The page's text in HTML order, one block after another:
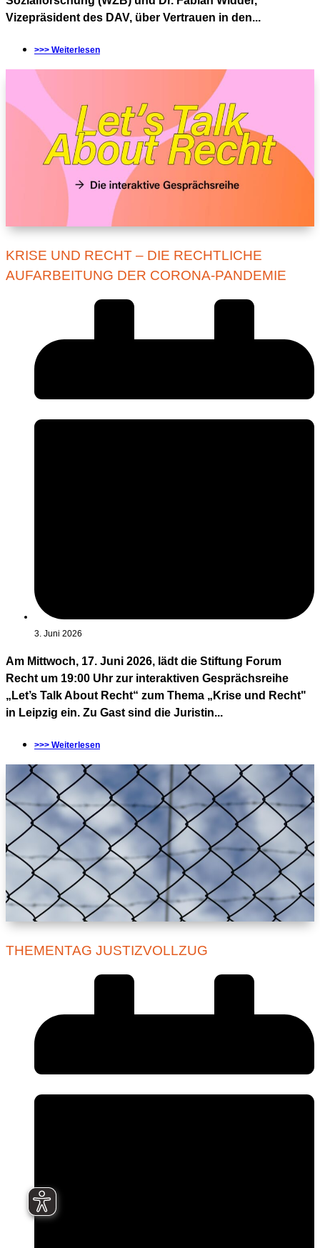
Vizepräsident des DAV, über Vertrauen in den...
>>> Weiterlesen
KRISE UND RECHT – DIE RECHTLICHE
AUFARBEITUNG DER CORONA-PANDEMIE
3. Juni 2026
Am Mittwoch, 17. Juni 2026, lädt die Stiftung Forum
Recht um 19:00 Uhr zur interaktiven Gesprächsreihe
„Let’s Talk About Recht“ zum Thema „Krise und Recht"
in Leipzig ein. Zu Gast sind die Juristin...
>>> Weiterlesen
THEMENTAG JUSTIZVOLLZUG